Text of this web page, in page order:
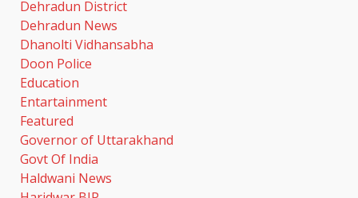
Dehradun District
Dehradun News
Dhanolti Vidhansabha
Doon Police
Education
Entartainment
Featured
Governor of Uttarakhand
Govt Of India
Haldwani News